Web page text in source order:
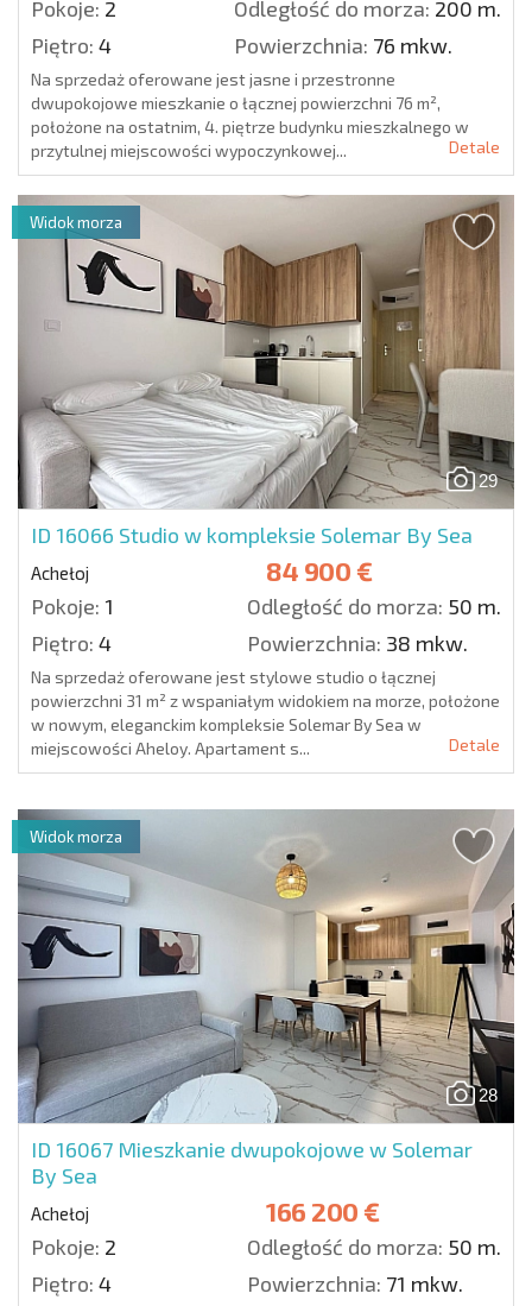
Pokoje: 2 Odległość do morza: 200 m.
Piętro: 4 Powierzchnia: 76 mkw.
Na sprzedaż oferowane jest jasne i przestronne
dwupokojowe mieszkanie o łącznej powierzchni 76 m²,
położone na ostatnim, 4. piętrze budynku mieszkalnego w
przytulnej miejscowości wypoczynkowej...
Detale
29
ID 16066 Studio w kompleksie Solemar By Sea
Achełoj 84 900 €
Pokoje: 1 Odległość do morza: 50 m.
Piętro: 4 Powierzchnia: 38 mkw.
Widok morza
Na sprzedaż oferowane jest stylowe studio o łącznej
powierzchni 31 m² z wspaniałym widokiem na morze, położone
w nowym, eleganckim kompleksie Solemar By Sea w
miejscowości Aheloy. Apartament s...
Detale
28
ID 16067 Mieszkanie dwupokojowe w Solemar
By Sea
Achełoj 166 200 €
Pokoje: 2 Odległość do morza: 50 m.
Piętro: 4 Powierzchnia: 71 mkw.
Widok morza